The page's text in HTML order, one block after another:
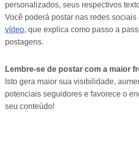
personalizados, seus respectivos
Você poderá postar nas redes sociais
vídeo, que explica como passo a
postagens.
Lembre-se de postar com a maior
Isto gera maior sua visibilidade,
potenciais seguidores e favorece o
seu conteúdo!